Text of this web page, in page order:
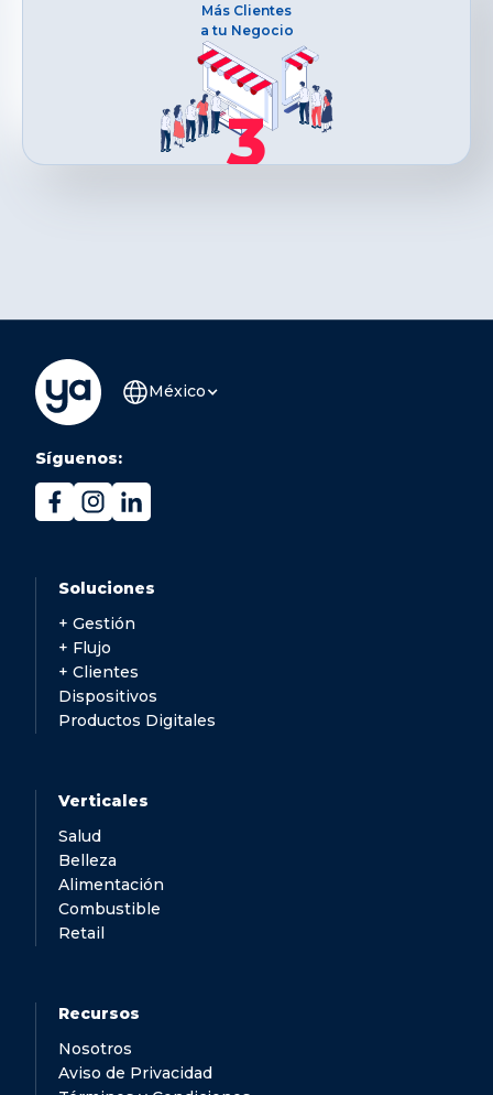
Más Clientes
a tu Negocio
3
México
Síguenos:
Soluciones
+ Gestión
+ Flujo
+ Clientes
Dispositivos
Productos Digitales
Verticales
Salud
Belleza
Alimentación
Combustible
Retail
Recursos
Nosotros
Aviso de Privacidad